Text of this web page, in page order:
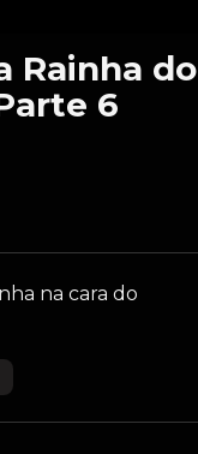
Rainha do
6
na cara do